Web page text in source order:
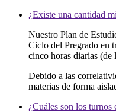
¿Existe una cantidad
Nuestro Plan de
Ciclo del Pregrado en
cinco horas diarias (de
Debido a las
materias de forma
¿Cuáles son los